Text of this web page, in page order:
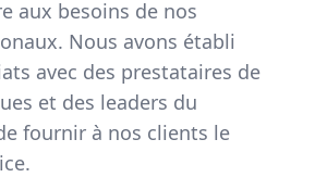
aux besoins de nos
Nous avons établi
avec des prestataires de
et des leaders du
fournir à nos clients le